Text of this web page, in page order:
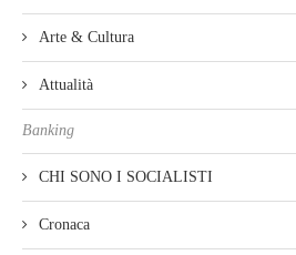
Arte & Cultura
Attualità
Banking
CHI SONO I SOCIALISTI
Cronaca